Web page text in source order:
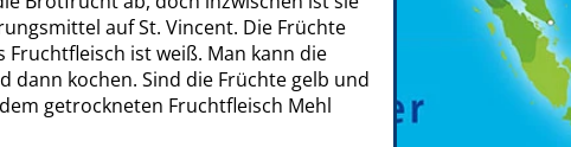
auf St. Vincent. Die Früchte
ist weiß. Man kann die
kochen. Sind die Früchte gelb und
getrockneten Fruchtfleisch Mehl